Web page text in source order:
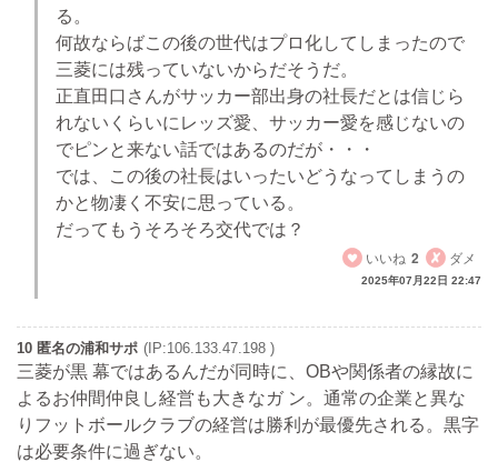
る。
何故ならばこの後の世代はプロ化してしまったので
三菱には残っていないからだそうだ。
正直田口さんがサッカー部出身の社長だとは信じら
れないくらいにレッズ愛、サッカー愛を感じないの
でピンと来ない話ではあるのだが・・・
では、この後の社長はいったいどうなってしまうの
かと物凄く不安に思っている。
だってもうそろそろ交代では？
いいね 2 ダメ
2025年07月22日 22:47
10 匿名の浦和サポ (IP:106.133.47.198 )
三菱が黒 幕ではあるんだが同時に、OBや関係者の縁故に
よるお仲間仲良し経営も大きなガ ン。通常の企業と異な
りフットボールクラブの経営は勝利が最優先される。黒字
は必要条件に過ぎない。